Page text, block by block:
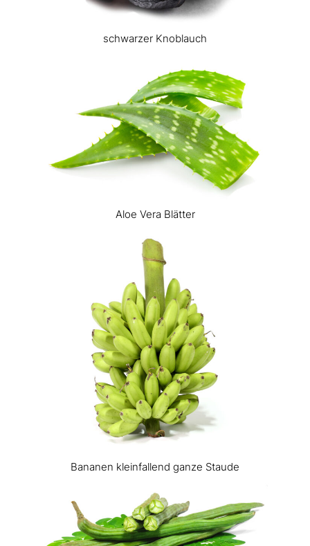
schwarzer Knoblauch
Aloe Vera Blätter
Bananen kleinfallend ganze Staude